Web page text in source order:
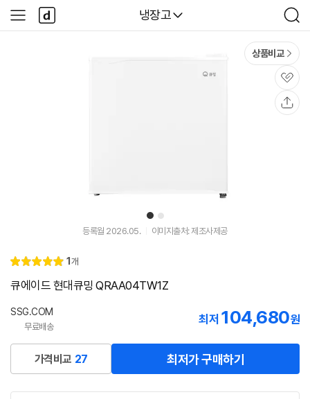
다나와
냉장고
검
색
사
이
다
나
와
1 2
상품비교
관
심
등록월 2026.05. 이미지출처: 제조사제공
별
5.
리
1 개
큐에이드 현대큐밍 QRAA04TW1Z
SSG.COM
무료배송
최저 104,680원
가격비교 27 최저가 구매하기